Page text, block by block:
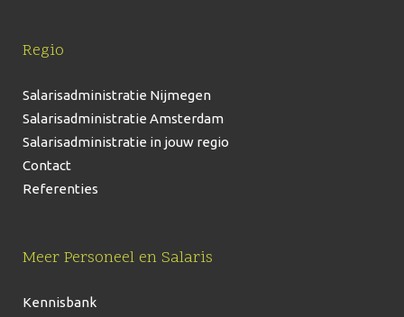
Regio
Salarisadministratie Nijmegen
Salarisadministratie Amsterdam
Salarisadministratie in jouw regio
Contact
Referenties
Meer Personeel en Salaris
Kennisbank